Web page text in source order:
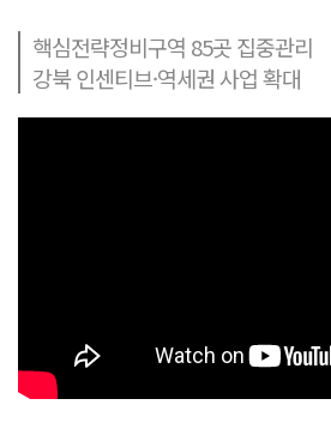
핵심전략정비구역 85곳 집중관리
강북 인센티브·역세권 사업 확대